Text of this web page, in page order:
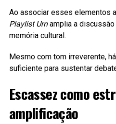
Ao associar esses elementos
Playlist Urnamplia a
memória cultural.
Mesmo com tom irreverente,
suficiente para sustentar
Escassez como
amplificação